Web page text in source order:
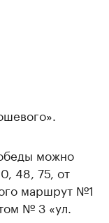
можно
48, 75, от
маршрут №1
№ 3 «ул.